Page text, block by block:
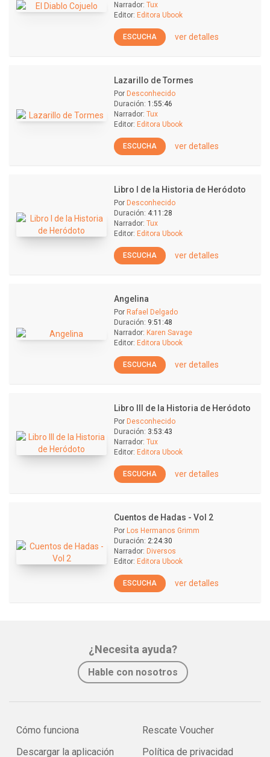
Narrador: Tux
Editor: Editora Ubook
ESCUCHA ver detalles
Lazarillo de Tormes
Por Desconhecido
Duración: 1:55:46
Narrador: Tux
Editor: Editora Ubook
ESCUCHA ver detalles
Libro I de la Historia de Heródoto
Por Desconhecido
Duración: 4:11:28
Narrador: Tux
Editor: Editora Ubook
ESCUCHA ver detalles
Angelina
Por Rafael Delgado
Duración: 9:51:48
Narrador: Karen Savage
Editor: Editora Ubook
ESCUCHA ver detalles
Libro III de la Historia de Heródoto
Por Desconhecido
Duración: 3:53:43
Narrador: Tux
Editor: Editora Ubook
ESCUCHA ver detalles
Cuentos de Hadas - Vol 2
Por Los Hermanos Grimm
Duración: 2:24:30
Narrador: Diversos
Editor: Editora Ubook
ESCUCHA ver detalles
¿Necesita ayuda?
Hable con nosotros
Cómo funciona
Descargar la aplicación
Rescate Voucher
Política de privacidad